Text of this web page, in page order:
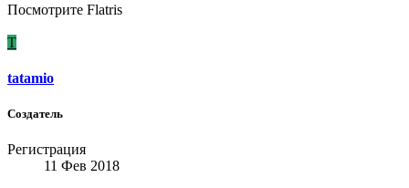
Посмотрите Flatris
T
tatamio
Создатель
Регистрация
11 Фев 2018